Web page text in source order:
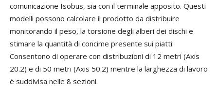
comunicazione Isobus, sia con il terminale apposito. Questi
modelli possono calcolare il prodotto da distribuire
monitorando il peso, la torsione degli alberi dei dischi e
stimare la quantità di concime presente sui piatti.
Consentono di operare con distribuzioni di 12 metri (Axis
20.2) e di 50 metri (Axis 50.2) mentre la larghezza di lavoro
è suddivisa nelle 8 sezioni.